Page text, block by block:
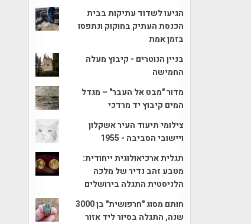
הגיעו לשדוד עתיקות בבית
הכנסת העתיק בחוקוק ונתפסו
בזמן אמת
בניין הנוטרים - קיבוץ מעלה
החמישה
מדור "מבט אל העבר" – מגדל
המים קיבוץ יד מרדכי
צילומי תיעוד העיר אשקלון
ויישובי הסביבה - 1955
תגלית ארכיאולוגית ייחודית:
מטבע זהב נדיר של מלכה
הלניסטית התגלה בירושלים
חותם מסוג "חרפושית" בן 3000
שנה, התגלה בסיור ליד אזור